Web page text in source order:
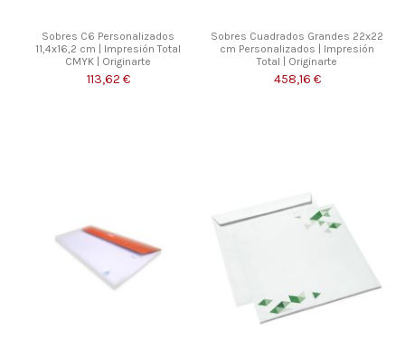
Sobres C6 Personalizados
11,4x16,2 cm | Impresión Total
CMYK | Originarte
113,62 €
Sobres Cuadrados Grandes 22x22
cm Personalizados | Impresión
Total | Originarte
458,16 €